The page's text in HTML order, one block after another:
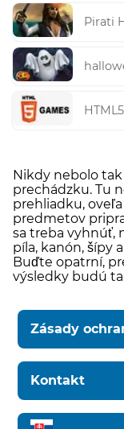
Pirati
Nikdy nebolo
prechádzku. Tu
prehliadku,
predmetov
sa treba vyhnúť,
píla, kanón, šípy
Buďte opatrní,
výsledky budú
Zásady
Kontakt